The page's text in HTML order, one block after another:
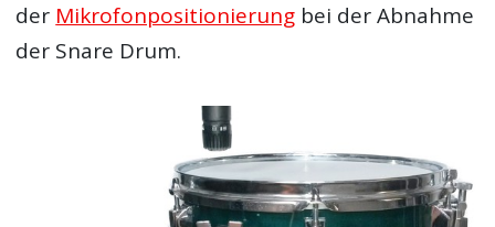
der Mikrofonpositionierung bei der Abnahme
der Snare Drum.